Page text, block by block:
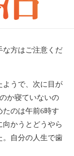
な方はご注意くだ
ようで、次に目が
か寝ていないの
たのは午前6時す
向かうとどうやら
。自分の人生で歯